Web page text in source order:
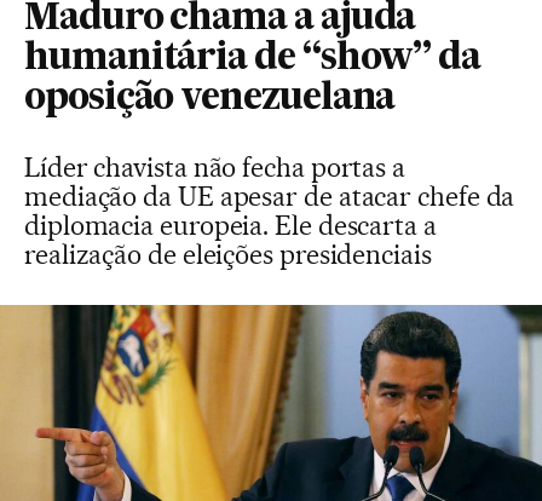
Maduro chama a ajuda
humanitária de “show” da
oposição venezuelana
Líder chavista não fecha portas a
mediação da UE apesar de atacar chefe da
diplomacia europeia. Ele descarta a
realização de eleições presidenciais